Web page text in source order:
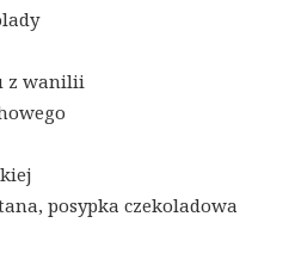
z wanilii
posypka czekoladowa